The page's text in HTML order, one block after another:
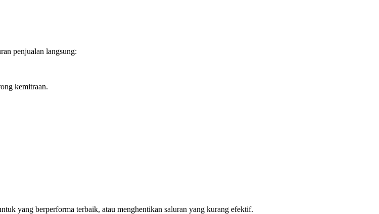
penjualan langsung:
kemitraan.
yang berperforma terbaik, atau menghentikan saluran yang kurang efektif.